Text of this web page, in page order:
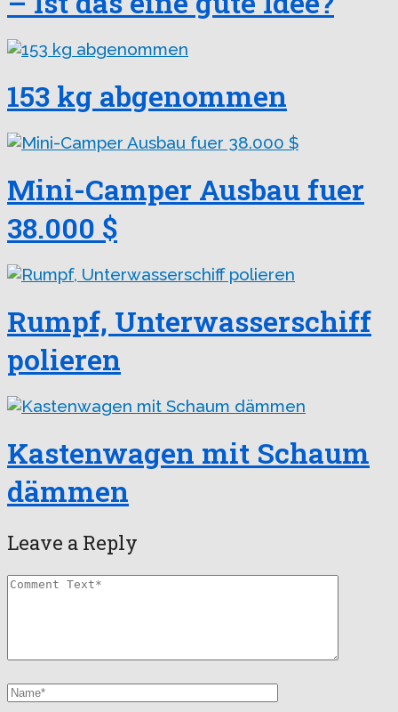
153 kg abgenommen
Mini-Camper Ausbau fuer
38.000 $
Rumpf, Unterwasserschiff
polieren
Kastenwagen mit Schaum
dämmen
Leave a Reply